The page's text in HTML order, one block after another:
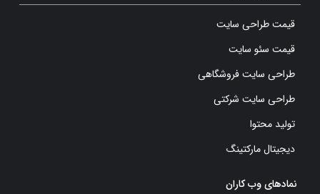
قیمت طراحی سایت
قیمت سئو سایت
طراحی سایت فروشگاهی
طراحی سایت شرکتی
تولید محتوا
دیجیتال مارکتینگ
نمادهای وب کاران